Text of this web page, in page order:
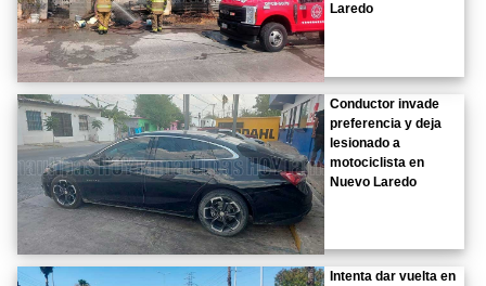
Laredo
Conductor invade
preferencia y deja
lesionado a
motociclista en
Nuevo Laredo
Intenta dar vuelta en